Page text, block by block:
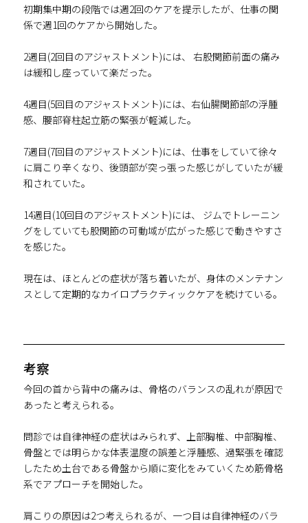
初期集中期の段階では週2回のケアを提示したが、仕事の関
係で週1回のケアから開始した。
2週目(2回目のアジャストメント)には、 右股関節前面の痛み
は緩和し座っていて楽だった。
4週目(5回目のアジャストメント)には、右仙腸関節部の浮腫
感、腰部脊柱起立筋の緊張が軽減した。
7週目(7回目のアジャストメント)には、仕事をしていて徐々
に肩こり辛くなり、後頭部が突っ張った感じがしていたが緩
和されていた。
14週目(10回目のアジャストメント)には、 ジムでトレーニン
グをしていても股関節の可動域が広がった感じで動きやすさ
を感じた。
現在は、ほとんどの症状が落ち着いたが、身体のメンテナン
スとして定期的なカイロプラクティックケアを続けている。
考察
今回の首から背中の痛みは、骨格のバランスの乱れが原因で
あったと考えられる。
問診では自律神経の症状はみられず、上部胸椎、中部胸椎、
骨盤とでは明らかな体表温度の誤差と浮腫感、過緊張を確認
したため土台である骨盤から順に変化をみていくため筋骨格
系でアプローチを開始した。
肩こりの原因は2つ考えられるが、一つ目は自律神経のバラ